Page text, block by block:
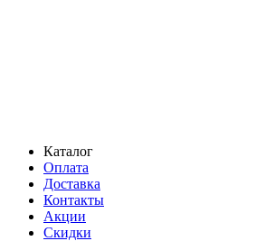
Каталог
Оплата
Доставка
Контакты
Акции
Скидки